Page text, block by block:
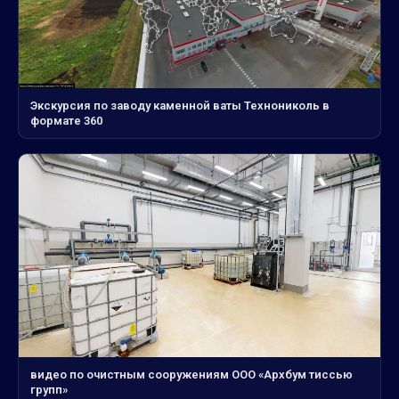
Экскурсия по заводу каменной ваты Технониколь в
формате 360
видео по очистным сооружениям ООО «Архбум тиссью
групп»